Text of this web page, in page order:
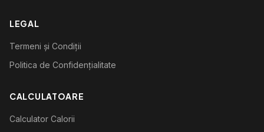
LEGAL
Termeni și Condiții
Politica de Confidențialitate
CALCULATOARE
Calculator Calorii